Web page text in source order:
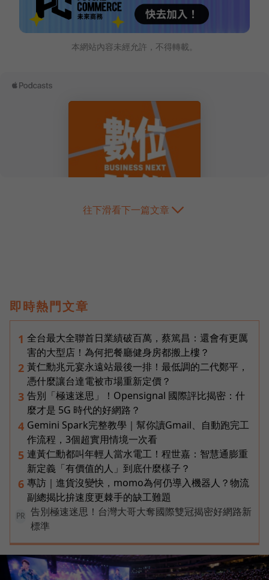
本網站內容未經允許，不得轉載。
往下滑看下一篇文章
即時熱門文章
1 全台最大全聯首日業績破百萬，蔡篤昌：還會有更厲
害的大型店！為何把餐廳健身房都搬上樓？
2 黃仁勳兆元宴永遠站最後一排！最低調的二代鄭平，
憑什麼讓台達電被市場重新定價？
3 告別「極速迷思」！Opensignal 國際評比揭密：什
麼才是 5G 時代的好網路？
4 Gemini Spark完整教學｜幫你讀Gmail、自動跑完工
作流程，3個超實用情境一次看
5 連黃仁勳都叫年輕人當水電工！程世嘉：智慧通膨重
新定義「有價值的人」到底什麼樣子？
6 專訪｜進貨沒變快，momo為何仍導入機器人？物流
副總揭比拚速度更棘手的缺工難題
PR
告別極速迷思！台灣大哥大奪國際雙冠揭密好網路新
標準